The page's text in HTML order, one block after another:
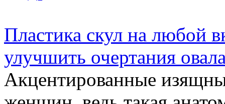
Пластика скул на любой
улучшить очертания
Акцентированные